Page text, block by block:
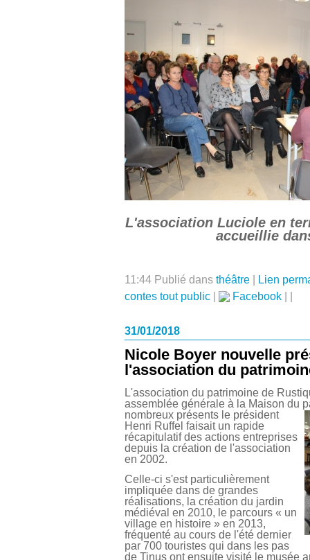
L'association Luciole en
accueillie
11:44 Publié dans théâtre | Lien
contes tout public | Facebook | |
31/01/2018
Nicole Boyer nouvelle
l'association du
L'association du patrimoine de
assemblée générale à la Maison du
nombreux présents le président
Henri Ruffel faisait un rapide
récapitulatif des actions entreprises
depuis la création de l'association
en 2002.
Celle-ci s'est particulièrement
impliquée dans de grandes
réalisations, la création du jardin
médiéval en 2010, le parcours « un
village en histoire » en 2013,
fréquenté au cours de l'été dernier
par 700 touristes qui dans les pas
de Tinus ont ensuite visité le musée